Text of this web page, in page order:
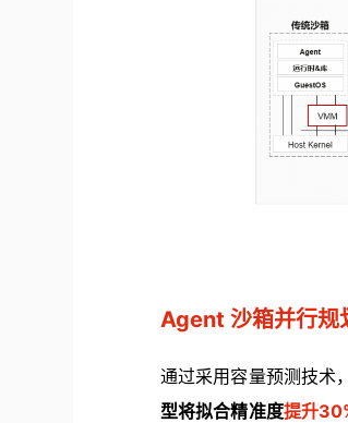
Agent 沙箱并行规
通过采用容量预测技术
型将拟合精准度提升